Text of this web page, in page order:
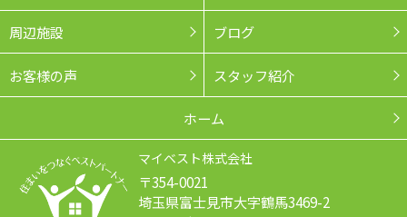
周辺施設 ブログ
お客様の声 スタッフ紹介
ホーム
マイベスト株式会社
〒354-0021
埼玉県富士見市大字鶴馬3469-2